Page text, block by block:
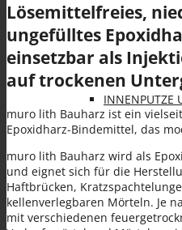
INNENPUTZE
FARBEN
Lösemittelfreies,
ungefülltes
einsetzbar als
auf trockenen
muro lith Bauharz ist ein
Epoxidharz-Bindemittel, das
muro lith Bauharz wird als
und eignet sich für die
Haftbrücken,
kellenverlegbaren Mörteln. Je
mit verschiedenen